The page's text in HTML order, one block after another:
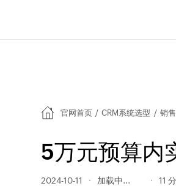
官网首页 / CRM系统选型 / 销
5万元预算内
2024-10-11 2726 阅读量 11